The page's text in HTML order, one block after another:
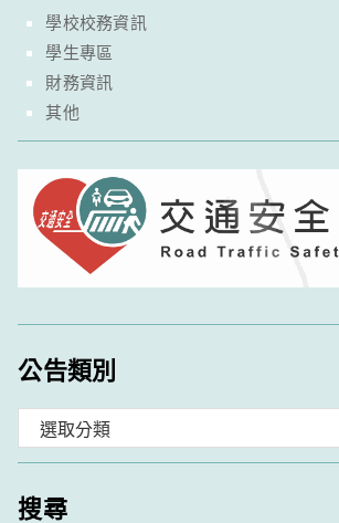
學校校務資訊
學生專區
財務資訊
其他
公告類別
類
搜尋